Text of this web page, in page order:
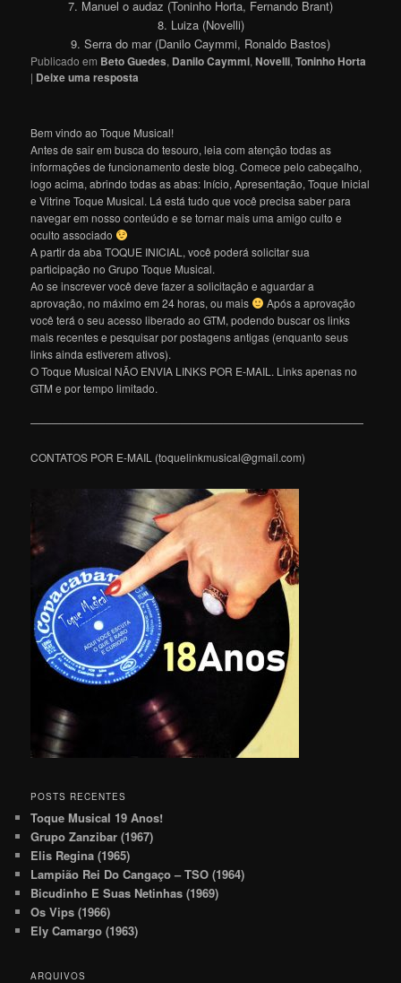
7. Manuel o audaz (Toninho Horta, Fernando Brant)
8. Luiza (Novelli)
9. Serra do mar (Danilo Caymmi, Ronaldo Bastos)
Publicado em Beto Guedes, Danilo Caymmi,Novelli,Toninho Horta
| Deixe uma resposta
Bem vindo ao Toque Musical!
Antes de sair em busca do tesouro, leia com atenção todas as
informações de funcionamento deste blog. Comece pelo cabeçalho,
logo acima, abrindo todas as abas: Início, Apresentação, Toque Inicial
e Vitrine Toque Musical. Lá está tudo que você precisa saber para
navegar em nosso conteúdo e se tornar mais uma amigo culto e
oculto associado
A partir da aba TOQUE INICIAL, você poderá solicitar sua
participação no Grupo Toque Musical.
Ao se inscrever você deve fazer a solicitação e aguardar a
aprovação, no máximo em 24 horas, ou mais
Após a aprovação
você terá o seu acesso liberado ao GTM, podendo buscar os links
mais recentes e pesquisar por postagens antigas (enquanto seus
links ainda estiverem ativos).
O Toque Musical NÃO ENVIA LINKS POR E-MAIL. Links apenas no
GTM e por tempo limitado.
———————————————————————————————
CONTATOS POR E-MAIL (toquelinkmusical@gmail.com)
POSTS RECENTES
Toque Musical 19 Anos!
Grupo Zanzibar (1967)
Elis Regina (1965)
Lampião Rei Do Cangaço – TSO (1964)
Bicudinho E Suas Netinhas (1969)
Os Vips (1966)
Ely Camargo (1963)
ARQUIVOS